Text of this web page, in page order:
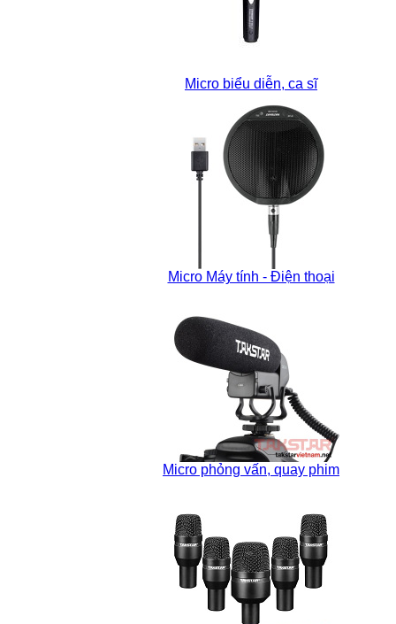
Micro biểu diễn, ca sĩ
Micro Máy tính - Điện thoại
Micro phỏng vấn, quay phim